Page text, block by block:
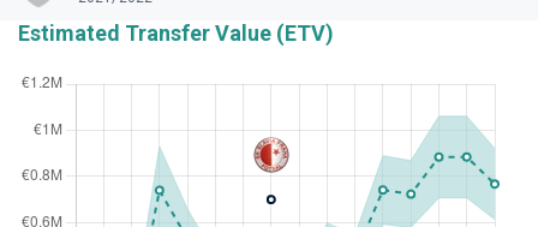
Estimated Transfer Value (ETV)